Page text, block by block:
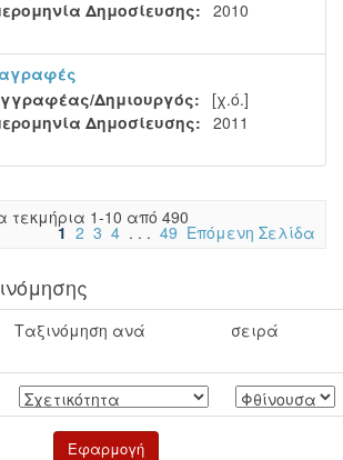
Δημοσίευσης:
2010
Δημιουργός:
[χ.ό.]
Δημοσίευσης:
2011
τεκμήρια 1-10 από 490
1 2 3 4 . . . 49 Επόμενη Σελίδα
Ταξινόμηση ανά σειρά